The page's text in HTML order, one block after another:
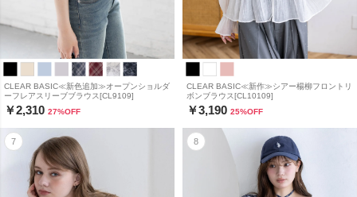
CLEAR BASIC≪新色追加≫オープンショルダ
ーフレアスリーブブラウス[CL9109]
￥2,310 27%OFF
CLEAR BASIC≪新作≫シアー楊柳フロントリ
ボンブラウス[CL10109]
￥3,190 25%OFF